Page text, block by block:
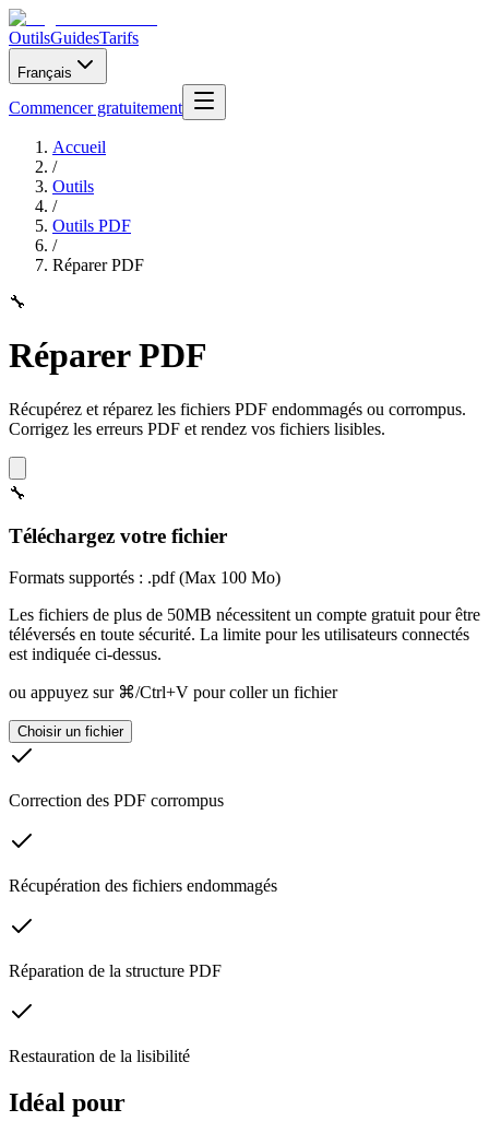
OutilsGuidesTarifs
Français
Commencer gratuitement
Accueil
/
Outils
/
Outils PDF
/
Réparer PDF
🔧
Réparer PDF
Récupérez et réparez les fichiers PDF endommagés ou corrompus.
Corrigez les erreurs PDF et rendez vos fichiers lisibles.
🔧
Téléchargez votre fichier
Formats supportés : .pdf (Max 100 Mo)
Les fichiers de plus de 50MB nécessitent un compte gratuit pour être
téléversés en toute sécurité. La limite pour les utilisateurs connectés
est indiquée ci-dessus.
ou appuyez sur ⌘/Ctrl+V pour coller un fichier
Choisir un fichier
Correction des PDF corrompus
Récupération des fichiers endommagés
Réparation de la structure PDF
Restauration de la lisibilité
Idéal pour